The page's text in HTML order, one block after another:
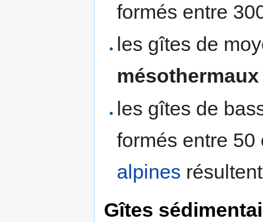
formés entre
les gîtes de
mésothermaux
les gîtes de
formés entre
alpines
Gîtes